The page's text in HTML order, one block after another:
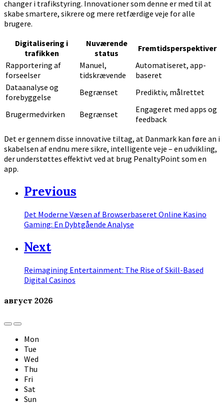
changer i trafikstyring. Innovationer som denne er med til at
skabe smartere, sikrere og mere retfærdige veje for alle
brugere.
Digitalisering i
trafikken
Nuværende
status
Fremtidsperspektiver
Rapportering af
forseelser
Manuel,
tidskrævende
Automatiseret, app-
baseret
Dataanalyse og
forebyggelse
Begrænset Prediktiv, målrettet
Brugermedvirken Begrænset
Engageret med apps og
feedback
Det er gennem disse innovative tiltag, at Danmark kan føre an i
skabelsen af endnu mere sikre, intelligente veje – en udvikling,
der understøttes effektivt ved at brug PenaltyPoint som en
app.
Previous
Det Moderne Væsen af Browserbaseret Online Kasino
Gaming: En Dybtgående Analyse
Next
Reimagining Entertainment: The Rise of Skill-Based
Digital Casinos
август 2026
Previous
Month
Next
Month
Mon
Tue
Wed
Thu
Fri
Sat
Sun